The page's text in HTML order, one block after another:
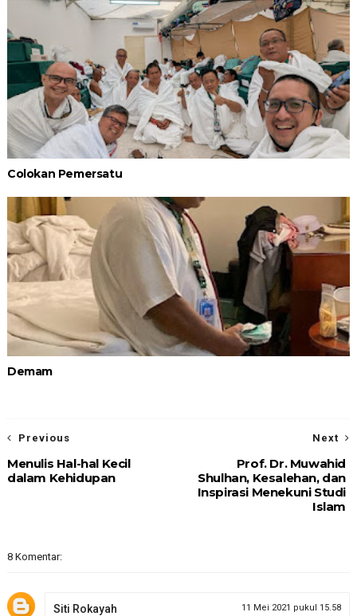
Colokan Pemersatu
Demam
Next
Prof. Dr. Muwahid
Shulhan, Kesalehan, dan
Inspirasi Menekuni Studi
Islam
Previous
Menulis Hal-hal Kecil
dalam Kehidupan
8 Komentar:
Siti Rokayah 11 Mei 2021 pukul 15.58